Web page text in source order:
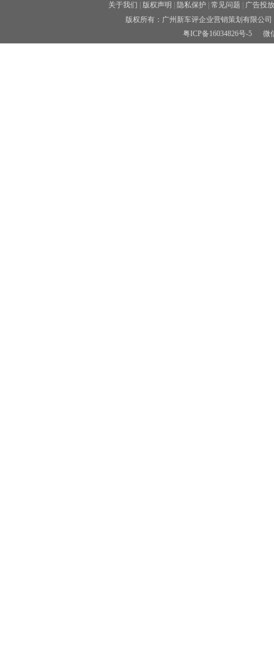
关于我们 版权声明 隐私保护 常见问题
广告投放
版权所有：广州新车评企业营销策划有限公
粤ICP备16034826号-5微信